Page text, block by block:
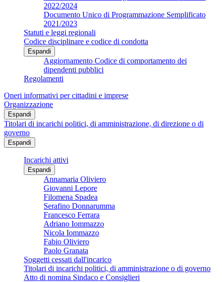
2022/2024
Documento Unico di Programmazione Semplificato
2021/2023
Statuti e leggi regionali
Codice disciplinare e codice di condotta
Espandi
Aggiornamento Codice di comportamento dei
dipendenti pubblici
Regolamenti
Oneri informativi per cittadini e imprese
Organizzazione
Espandi
Titolari di incarichi politici, di amministrazione, di direzione o di
governo
Espandi
Incarichi attivi
Espandi
Annamaria Oliviero
Giovanni Lepore
Filomena Spadea
Serafino Donnarumma
Francesco Ferrara
Adriano Iommazzo
Nicola Iommazzo
Fabio Oliviero
Paolo Granata
Soggetti cessati dall'incarico
Titolari di incarichi politici, di amministrazione o di governo
Atto di nomina Sindaco e Consiglieri